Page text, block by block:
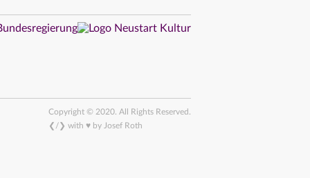
Copyright © 2020. All Rights Reserved.
❮/❯ with ♥ by Josef Roth